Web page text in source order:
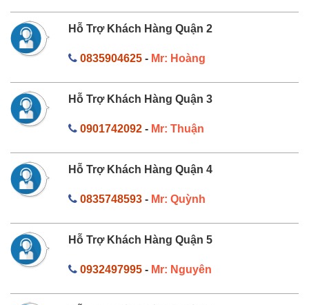
Hỗ Trợ Khách Hàng Quận 2
0835904625- Mr: Hoàng
Hỗ Trợ Khách Hàng Quận 3
0901742092- Mr: Thuận
Hỗ Trợ Khách Hàng Quận 4
0835748593- Mr: Quỳnh
Hỗ Trợ Khách Hàng Quận 5
0932497995- Mr: Nguyên